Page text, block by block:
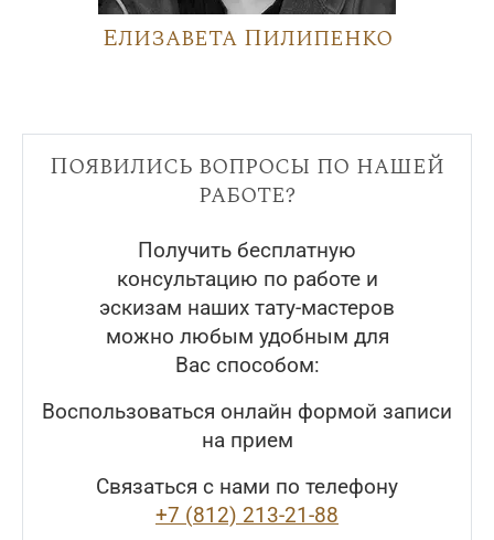
Елизавета Пилипенко
Появились вопросы по нашей
работе?
Получить бесплатную
консультацию по работе и
эскизам наших тату-мастеров
можно любым удобным для
Вас способом:
Воспользоваться онлайн формой записи
на прием
Связаться с нами по телефону
+7 (812) 213-21-88